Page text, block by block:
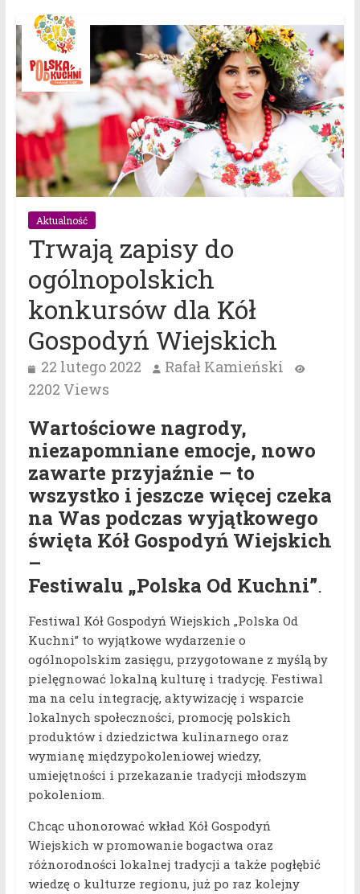
Aktualność
Trwają zapisy do
ogólnopolskich
konkursów dla Kół
Gospodyń Wiejskich
22 lutego 2022
Rafał Kamieński
2202 Views
Wartościowe nagrody,
niezapomniane emocje, nowo
zawarte przyjaźnie – to
wszystko i jeszcze więcej czeka
na Was podczas wyjątkowego
święta Kół Gospodyń Wiejskich
–
Festiwalu „Polska Od Kuchni”.
Festiwal Kół Gospodyń Wiejskich „Polska Od
Kuchni” to wyjątkowe wydarzenie o
ogólnopolskim zasięgu, przygotowane z myślą by
pielęgnować lokalną kulturę i tradycję. Festiwal
ma na celu integrację, aktywizację i wsparcie
lokalnych społeczności, promocję polskich
produktów i dziedzictwa kulinarnego oraz
wymianę międzypokoleniowej wiedzy,
umiejętności i przekazanie tradycji młodszym
pokoleniom.
Chcąc uhonorować wkład Kół Gospodyń
Wiejskich w promowanie bogactwa oraz
różnorodności lokalnej tradycji a także pogłębić
wiedzę o kulturze regionu, już po raz kolejny